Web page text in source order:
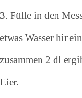
3. Fülle in den
etwas Wasser
zusammen 2 dl
Eier.